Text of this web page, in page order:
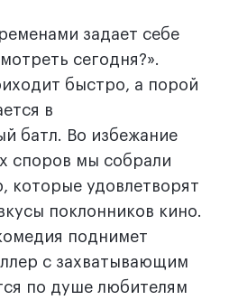
задает себе
сегодня?».
быстро, а порой
в
батл. Во избежание
споров мы собрали
которые удовлетворят
поклонников кино.
поднимет
с захватывающим
по душе любителям